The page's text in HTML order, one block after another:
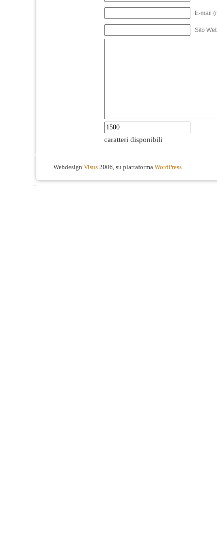
E-mail
Sito
caratteri disponibili
Webdesign Visus 2006, su piattaforma WordPress